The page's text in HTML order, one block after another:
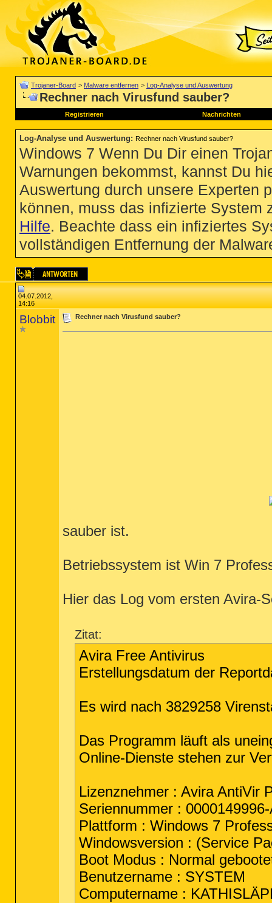
Trojaner-Board > Malware entfernen > Log-Analyse und Auswertung
Rechner nach Virusfund sauber?
Registrieren Nachrichten
Log-Analyse und Auswertung: Rechner nach Virusfund sauber?
Windows 7 Wenn Du Dir einen
Warnungen bekommst, kannst Du
Auswertung durch unsere Experten
können, muss das infizierte System
Hilfe. Beachte dass ein infiziertes
vollständigen Entfernung der
04.07.2012,
14:16
Blobbit Rechner nach Virusfund sauber?
sauber ist.
Betriebssystem ist Win 7
Hier das Log vom ersten Avira-
Zitat:
Avira Free Antivirus
Erstellungsdatum der
Es wird nach 3829258
Das Programm läuft als
Online-Dienste stehen zur
Lizenznehmer : Avira AntiVir
Seriennummer :
Plattform : Windows 7
Windowsversion : (Service
Boot Modus : Normal
Benutzername : SYSTEM
Computername :